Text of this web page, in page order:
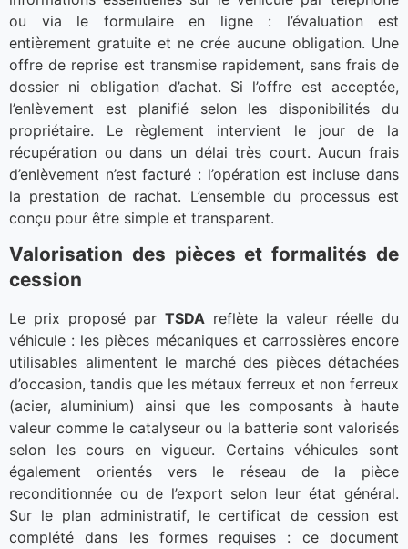
ou via le formulaire en ligne : l’évaluation est
entièrement gratuite et ne crée aucune obligation. Une
offre de reprise est transmise rapidement, sans frais de
dossier ni obligation d’achat. Si l’offre est acceptée,
l’enlèvement est planifié selon les disponibilités du
propriétaire. Le règlement intervient le jour de la
récupération ou dans un délai très court. Aucun frais
d’enlèvement n’est facturé : l’opération est incluse dans
la prestation de rachat. L’ensemble du processus est
conçu pour être simple et transparent.
Valorisation des pièces et formalités de
cession
Le prix proposé par TSDA reflète la valeur réelle du
véhicule : les pièces mécaniques et carrossières encore
utilisables alimentent le marché des pièces détachées
d’occasion, tandis que les métaux ferreux et non ferreux
(acier, aluminium) ainsi que les composants à haute
valeur comme le catalyseur ou la batterie sont valorisés
selon les cours en vigueur. Certains véhicules sont
également orientés vers le réseau de la pièce
reconditionnée ou de l’export selon leur état général.
Sur le plan administratif, le certificat de cession est
complété dans les formes requises : ce document